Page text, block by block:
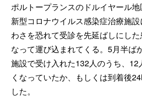
ポルトープランスのドルイヤール
新型コロナウイルス感染症治療施
わさを恐れて受診を先延ばしにし
なって運び込まれてくる。5月半ば
施設で受け入れた132人のうち、
くなっていたか、もしくは到着後
した。